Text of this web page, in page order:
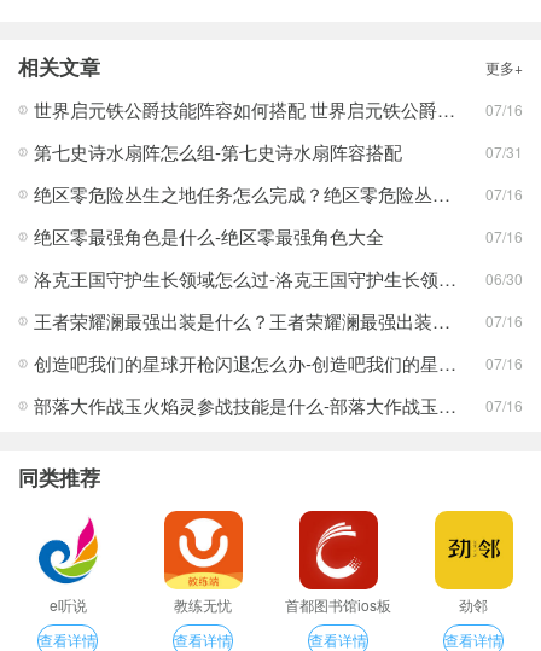
相关文章 更多+
世界启元铁公爵技能阵容如何搭配 世界启元铁公爵技能阵容搭配合集 07/16
第七史诗水扇阵怎么组-第七史诗水扇阵容搭配 07/31
绝区零危险丛生之地任务怎么完成？绝区零危险丛生之地任务完成攻略 07/16
绝区零最强角色是什么-绝区零最强角色大全 07/16
洛克王国守护生长领域怎么过-洛克王国守护生长领域通关攻略 06/30
王者荣耀澜最强出装是什么？王者荣耀澜最强出装分享 07/16
创造吧我们的星球开枪闪退怎么办-创造吧我们的星球开枪闪退合集 07/16
部落大作战玉火焰灵参战技能是什么-部落大作战玉火焰灵参战技能合集 07/16
同类推荐
e听说
查看详情
教练无忧
查看详情
首都图书馆ios板
查看详情
劲邻
查看详情